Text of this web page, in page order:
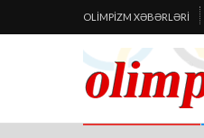
OLIMPIZM XƏBƏRLƏRI